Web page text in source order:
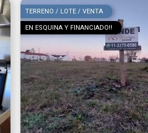
TERRENO / LOTE / VENTA
EN ESQUINA Y FINANCIADO!!